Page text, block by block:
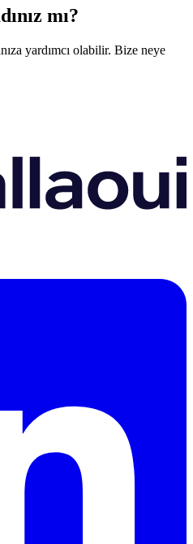
mı?
yardımcı olabilir. Bize neye